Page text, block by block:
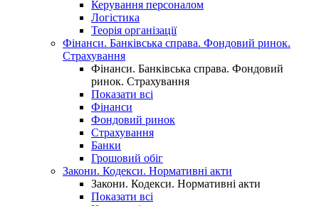
Керування персоналом
Логістика
Теорія організації
Фінанси. Банківська справа. Фондовий ринок.
Страхування
Фінанси. Банківська справа. Фондовий
ринок. Страхування
Показати всі
Фінанси
Фондовий ринок
Страхування
Банки
Грошовий обіг
Закони. Кодекси. Нормативні акти
Закони. Кодекси. Нормативні акти
Показати всі